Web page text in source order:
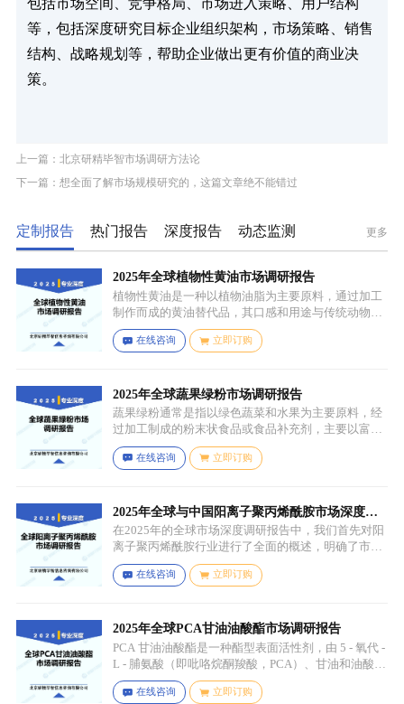
等，包括深度研究目标企业组织架构，市场策略、销售
结构、战略规划等，帮助企业做出更有价值的商业决
策。
上一篇：北京研精毕智市场调研方法论
下一篇：想全面了解市场规模研究的，这篇文章绝不能错过
定制报告 热门报告 深度报告 动态监测 更多
2025年全球植物性黄油市场调研报告
植物性黄油是一种以植物油脂为主要原料，通过加工
制作而成的黄油替代品，其口感和用途与传统动物黄
油较为相似，常见的有大豆油、菜籽油、椰子油、棕
榈油等，这些植物油脂经过精炼、氢化或酯交换等工
用香精、色素等，以改善口感、延长保质期和调整风
味。
在线咨询 立即订购
2025年全球蔬果绿粉市场调研报告
蔬果绿粉通常是指以绿色蔬菜和水果为主要原料，经
过加工制成的粉末状食品或食品补充剂，主要以富含
叶绿素、膳食纤维、维生素、矿物质等营养成分的绿
色蔬菜和水果为原料，常见的包括菠菜、羽衣甘蓝、
等，有时也会搭配其他颜色的蔬果（如胡萝卜、甜菜
根等）以丰富营养等绿色水果。
在线咨询 立即订购
2025年全球与中国阳离子聚丙烯酰胺市场深度调
研报告：行业趋势与投资前景分析
在2025年的全球市场深度调研报告中，我们首先对阳
离子聚丙烯酰胺行业进行了全面的概述，明确了市场
细分与应用场景。通过对细分产品的定义与特点进行
深入分析，我们揭示了关键应用场景及其客群洞察。
在线咨询 立即订购
2025年全球PCA甘油油酸酯市场调研报告
PCA 甘油油酸酯是一种酯型表面活性剂，由 5 - 氧代 -
L - 脯氨酸（即吡咯烷酮羧酸，PCA）、甘油和油酸通
过化学反应生成，化学名称为 5 - 氧代 - L - 脯氨酸 2 -
羟基 - 3-(油酰氧基) 丙酯，分子式为 C26H45NO6，分
在线咨询 立即订购